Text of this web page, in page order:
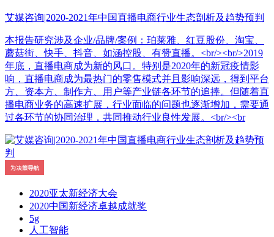
艾媒咨询|2020-2021年中国直播电商行业生态剖析及趋势预判
本报告研究涉及企业/品牌/案例：珀莱雅、红豆股份、淘宝、
蘑菇街、快手、抖音、如涵控股、有赞直播。<br/><br/>2019
年底，直播电商成为新的风口。特别是2020年的新冠疫情影
响，直播电商成为最热门的零售模式并且影响深远，得到平台
方、资本方、制作方、用户等产业链各环节的追捧。但随着直
播电商业务的高速扩展，行业面临的问题也逐渐增加，需要通
过各环节的协同治理，共同推动行业良性发展。<br/><br
2020亚太新经济大会
2020中国新经济卓越成就奖
5g
人工智能